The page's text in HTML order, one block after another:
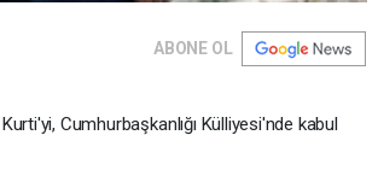
ABONE OL
Cumhurbaşkanlığı Külliyesi'nde kabul